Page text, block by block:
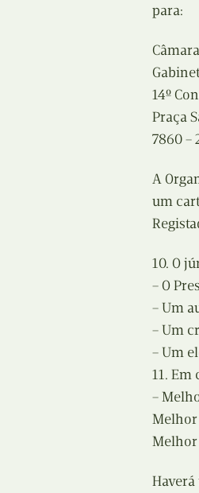
para:
14º
Praça
7860 –
A
um
10. O
– O
– Um
– Um
– Um
11. Em
–
Melhor
Melhor